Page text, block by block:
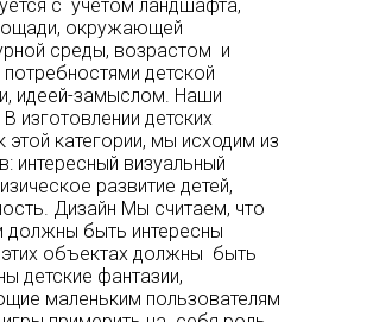
с учетом ландшафта,
окружающей
среды, возрастом и
детской
идеей-замыслом. Наши
изготовлении детских
этой категории, мы исходим из
интересный визуальный
развитие детей,
Дизайн Мы считаем, что
должны быть интересны
объектах должны быть
детские фантазии,
маленьким пользователям